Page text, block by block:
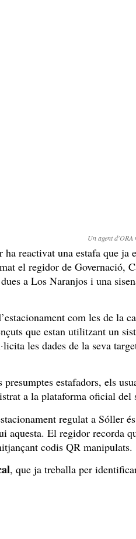
Un agent
reactivat una estafa que ja
el regidor de Governació,
a Los Naranjos i una
com les de la
que estan utilitzant un
les dades de la seva
estafadors, els
a la plataforma oficial del
regulat a Sóller
El regidor recorda
codis QR manipulats.
, que ja treballa per